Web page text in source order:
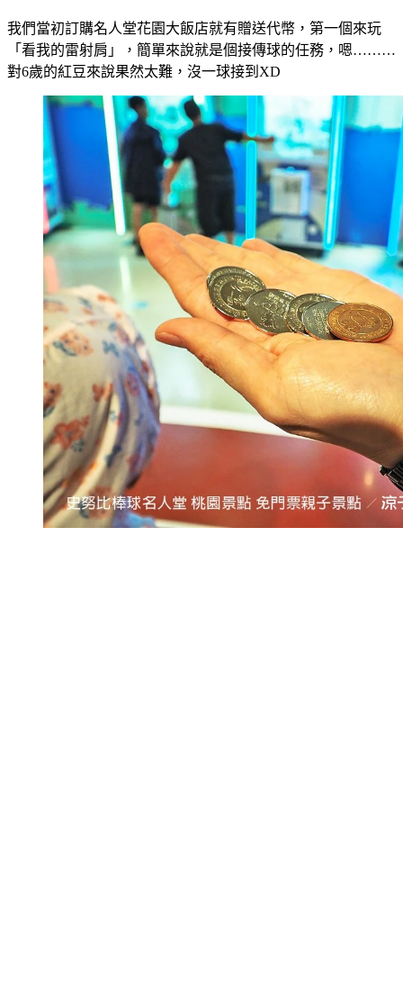
我們當初訂購名人堂花園大飯店就有贈送代幣，第一個來玩
「看我的雷射肩」，簡單來說就是個接傳球的任務，嗯………
對6歲的紅豆來說果然太難，沒一球接到XD